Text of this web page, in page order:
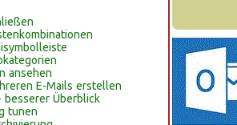
ansehen
E-Mails erstellen
besserer Überblick
tunen